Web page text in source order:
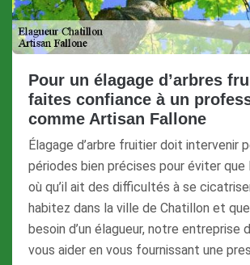
Pour un élagage d’arbres
faites confiance à un
comme Artisan Fallone
Élagage d’arbre fruitier doit intervenir
périodes bien précises pour éviter
où qu’il ait des difficultés à se
habitez dans la ville de Chatillon et
besoin d’un élagueur, notre entreprise
vous aider en vous fournissant une